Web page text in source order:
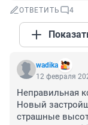
ОТВЕТИТЬ 4
wadika
12 февраля
Неправильная
Новый
страшные